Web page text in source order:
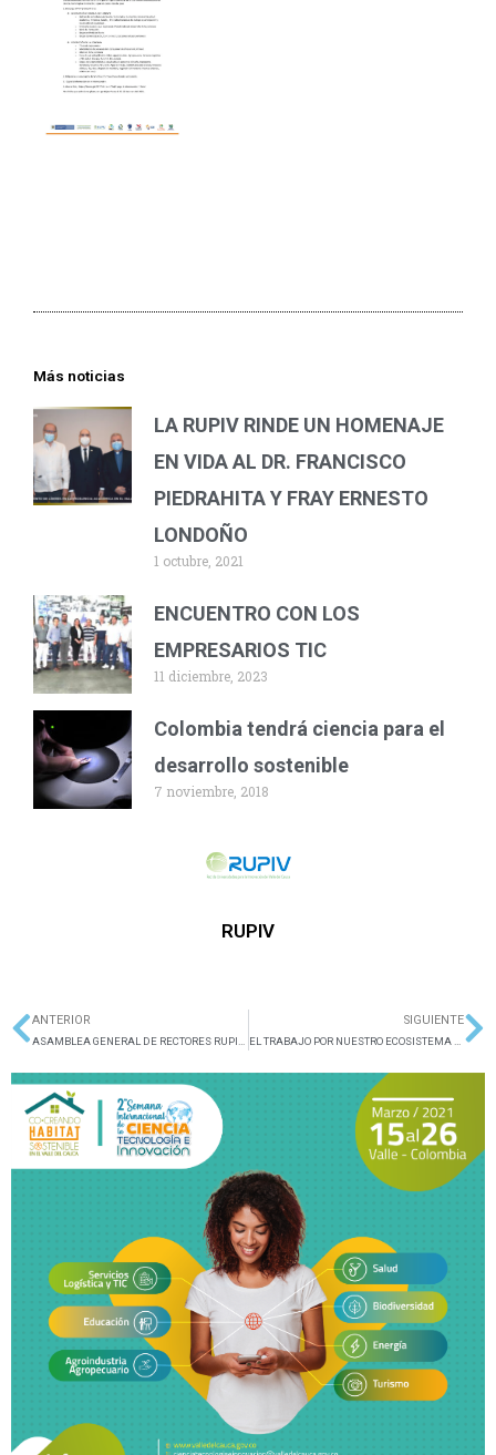
RUPIV
Más noticias
LA RUPIV RINDE UN HOMENAJE
EN VIDA AL DR. FRANCISCO
PIEDRAHITA Y FRAY ERNESTO
LONDOÑO
1 octubre, 2021
ENCUENTRO CON LOS
EMPRESARIOS TIC
11 diciembre, 2023
Colombia tendrá ciencia para el
desarrollo sostenible
7 noviembre, 2018
Ant
ANTERIOR SIGUIENTE